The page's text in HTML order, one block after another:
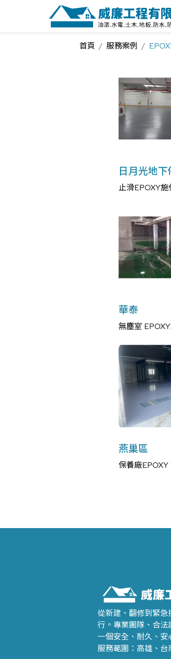
首頁 服務案例
日月光地下
止滑EPOXY
華泰
無塵室
燕巢區
保養廠
從新建、翻修到緊
行。專業團隊、合
一個安全、耐久、安
服務範圍：高雄、台